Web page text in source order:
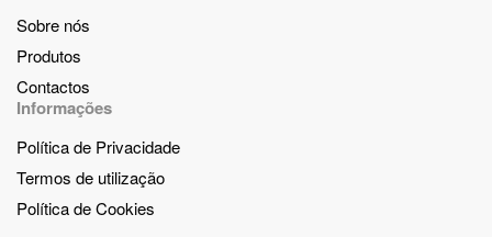
Sobre nós
Produtos
Contactos
Informações
Política de Privacidade
Termos de utilização
Política de Cookies